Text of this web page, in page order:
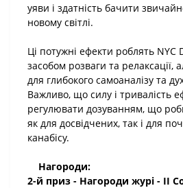
уяви і здатність бачити
новому світлі.
Ці потужні ефекти роблять
засобом розваги та релаксації,
для глибокого самоаналізу та
Важливо, що силу і тривалість
регулювати дозуванням, що
як для досвідчених, так і для
канабісу.
Нагороди:
2-й приз - Нагороди журі - II